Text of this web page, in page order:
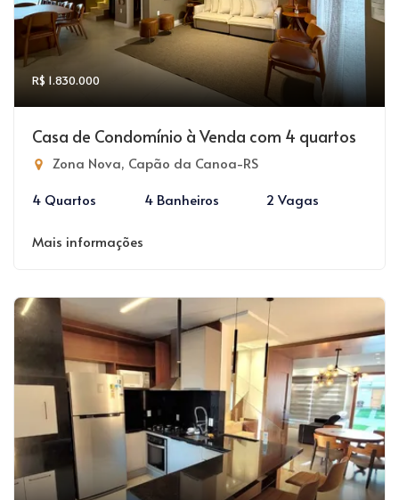
R$ 1.830.000
Casa de Condomínio à Venda com 4 quartos
Zona Nova, Capão da Canoa-RS
4 Quartos
4 Banheiros 2 Vagas
Mais informações